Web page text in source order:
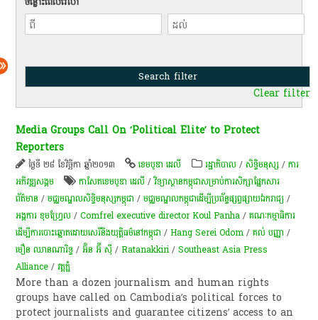
Clear filter
Media Groups Call On ‘Political Elite’ to Protect
Reporters
ថ្ងៃទី ២៨ ខែវិច្ឆិកា ឆ្នាំ២០១៣ ខេមបូឌា ដេលី រដ្ឋាភិបាល /សិទ្ធិមនុស្ស /ការ​
អភិវឌ្ឍ​សង្គម
កាសែតខេមបូឌា ដេលី /វិទ្យាស្ថាន​កម្ពុជា​សម្រាប់​ការ​សិក្សា​ផ្នែកសារ​​
ព័ត៌មាន​ /មជ្ឈមណ្ឌលសិទ្ធិមនុស្សកម្ពុជា /មជ្ឈ​មណ្ឌល​កម្ពុជា​ដើម្បី​ប្រព័ន្ធផ្សព្វ​ផ្សាយ​ឯក​រាជ្យ /
អង្គការ ខុមហ្វ្រែល /Comfrel executive director Koul Panha /គណៈកម្មាធិការ
ដើម្បីការបោះឆ្នោតដោយសេរីនិងយុត្តិធម៌នៅកម្ពុជា /Hang Serei Odom /គល់ បញ្ញា /
មឿន ឈានណារិទ្ធ /អ៊ិន អ៊ី ស៊ី /Ratanakkiri /Southeast Asia Press
Alliance /​វត្ត​ភ្នំ
More than a dozen journalism and hu­man rights
groups have called on Cambodia’s political forces to
protect journalists and guarantee citizens’ access to an